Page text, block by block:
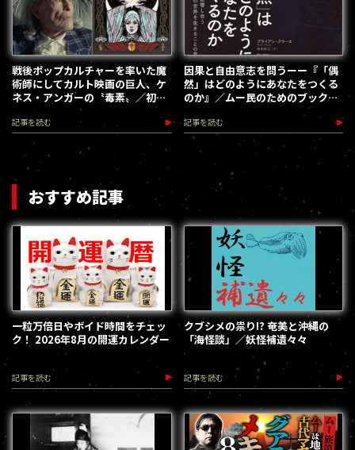
戦後ポップカルチャーを率いた魔
術師にしてカルト映画の巨人、ケ
ネス・アンガーの〝毒素〟／初見
健一・昭和こどもオカルト回顧録
記事を読む
因果と自由意志を問うーー『「偶
然」はどのようにあなたをつくる
のか』／ムー民のためのブックガ
記事を読む
おすすめ記事
一粒万倍日やボイド時間をチェッ
ク！ 2026年8月の開運カレンダー
記事を読む
クブシメの祟り!? 奄美と沖縄の
「海怪談」／妖怪補遺々々
記事を読む